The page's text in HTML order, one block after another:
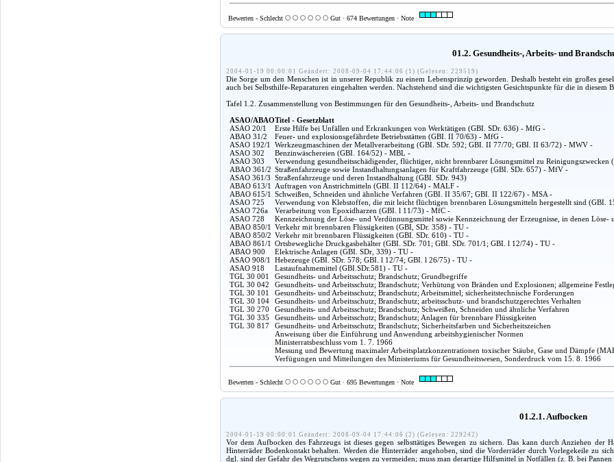
Bewerten - Schlecht Gut · 674 Bewertungen · Note
01.2. Gesundheits-, Arbeits- und
2004-01-19 00:00:01 Geändert: 2008-09-04 17:44:06 (1) (Gelesen: 229519)
Die Sorge um den Menschen ist in unserer Republik zu einem Lebensprinzip geworden. Deshalb besteht ein großes
auch bei Selbsthilfe-Reparaturen eingehalten werden. Nachstehend sind die wichtigsten Gesichtspunkte für die in diesem
Tafel 1.2. Zusammenstellung von Bestimmungen für den Gesundheits-, Arbeits- und Brandschutz
ASAO/ABAOTitel - Gesetzblatt
ASAO 20/1
Erste Hilfe bei Unfällen und Erkrankungen von Werktätigen (GBI. SDr. 636) - MfG -
ABAO 31/2
Feuer- und explosionsgefährdete Betriebsstätten (GBI. II 70/63) - MfG -
ASAO 192/1
Werkzeugmaschinen der Metallverarbeitung (GBI. SDr. 592; GBI. II 77/70; GBI. II 63/72) - MWV -
ASAO 302
Benzinwäschereien (GBI. 164/52) - MBL -
ASAO 303
Verwendung gesundheitsschädigender, flüchtiger, nicht brennbarer Lösungsmittel zu
ABAO 361/2 Straßenfahrzeuge sowie Instandhaltungsanlagen für Kraftfahrzeuge (GBI. SDr. 657) - MfV -
ASAO 361/3 Straßenfahrzeuge und deren Instandhaltung (GBI. SDr. 943)
ABAO 613/1
Auftragen von Anstrichmitteln (GBI. II 112/64) - MALF -
ABAO 615/1 Schweißen, Schneiden und ähnliche Verfahren (GBI. II 35/67; GBI. II 122/67) - MSA -
ASAO 725
Verwendung von Klebstoffen, die mit leicht flüchtigen brennbaren Lösungsmitteln hergestellt sind (GBI.
ASAO 726a
Verarbeitung von Epoxidharzen (GBI. l 11/73) - MfC -
ASAO 728
Kennzeichnung der Löse- und Verdünnungsmittel sowie Kennzeichnung der Erzeugnisse, in denen
ABAO 850/1 Verkehr mit brennbaren Flüssigkeiten (GBI, SDr. 358) - TU -
ABAO 850/2 Verkehr mit brennbaren Flüssigkeiten (GBI. SDr. 610) - TU -
ABAO 861/1 Ortsbewegliche Druckgasbehälter (GBI. SDr. 701; GBI. SDr. 701/1; GBI. l 12/74) - TU -
ABAO 900
Elektrische Anlagen (GBI. SDr, 339) - TU -
ASAO 908/1
Hebezeuge (GBI. SDr. 578; GBI. l 12/74; GBI. l 26/75) - TU -
ASAO 918
Lastaufnahmemittel (GBI.SDr.581) - TU -
TGL 30 001
Gesundheits- und Arbeitsschutz; Brandschutz; Grundbegriffe
TGL 30 042
Gesundheits- und Arbeitsschutz; Brandschutz; Verhütung von Bränden und Explosionen; allgemeine
TGL 30 101
Gesundheits- und Arbeitsschutz; Brandschutz; Arbeitsmittel; sicherheitstechnische Forderungen
TGL 30 104
Gesundheits- und Arbeitsschutz; Brandschutz; arbeitsschutz- und brandschutzgerechtes Verhalten
TGL 30 270
Gesundheits- und Arbeitsschutz; Brandschutz; Schweißen, Schneiden und ähnliche Verfahren
TGL 30 335
Gesundheits- und Arbeitsschutz; Brandschutz; Anlagen für brennbare Flüssigkeiten
TGL 30 817
Gesundheits- und Arbeitsschutz; Brandschutz; Sicherheitsfarben und Sicherheitszeichen
Anweisung über die Einführung und Anwendung arbeitshygienischer Normen
Ministerratsbeschluss vom 1. 7. 1966
Messung und Bewertung maximaler Arbeitsplatzkonzentrationen toxischer Stäube, Gase und Dämpfe
Verfügungen und Mitteilungen des Ministeriums für Gesundheitswesen, Sonderdruck vom 15. 8. 1966
Bewerten - Schlecht Gut · 695 Bewertungen · Note
01.2.1. Aufbocken
2004-01-19 00:00:01 Geändert: 2008-09-04 17:44:06 (2) (Gelesen: 229242)
Vor dem Aufbocken des Fahrzeugs ist dieses gegen selbsttätiges Bewegen zu sichern. Das kann durch Anziehen der
Hinterräder Bodenkontakt behalten. Werden die Hinterräder angehoben, sind die Vorderräder durch Vorlegekeile zu
dgl. sind der Gefahr des Wegrutschens wegen zu vermeiden; muss man derartige Hilfsmittel in Notfällen (z. B. bei